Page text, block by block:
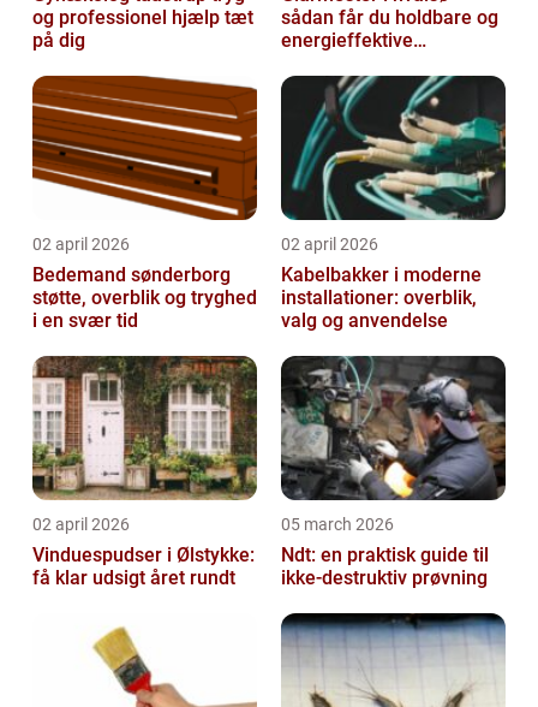
og professionel hjælp tæt
på dig
sådan får du holdbare og
energieffektive
02 april 2026
Bedemand sønderborg
støtte, overblik og tryghed
i en svær tid
02 april 2026
Kabelbakker i moderne
installationer: overblik,
valg og anvendelse
02 april 2026
Vinduespudser i Ølstykke:
få klar udsigt året rundt
05 march 2026
Ndt: en praktisk guide til
ikke-destruktiv prøvning